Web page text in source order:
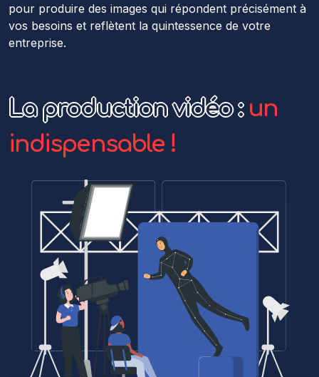
pour produire des images qui répondent précisément à
vos besoins et reflètent la quintessence de votre
entreprise.
La production vidéo : un
indispensable !